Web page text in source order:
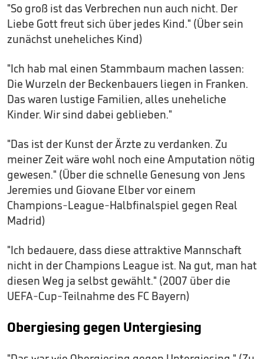
"So groß ist das Verbrechen nun auch nicht. Der
Liebe Gott freut sich über jedes Kind." (Über sein
zunächst uneheliches Kind)
"Ich hab mal einen Stammbaum machen lassen:
Die Wurzeln der Beckenbauers liegen in Franken.
Das waren lustige Familien, alles uneheliche
Kinder. Wir sind dabei geblieben."
"Das ist der Kunst der Ärzte zu verdanken. Zu
meiner Zeit wäre wohl noch eine Amputation nötig
gewesen." (Über die schnelle Genesung von Jens
Jeremies und Giovane Elber vor einem
Champions-League-Halbfinalspiel gegen Real
Madrid)
"Ich bedauere, dass diese attraktive Mannschaft
nicht in der Champions League ist. Na gut, man hat
diesen Weg ja selbst gewählt." (2007 über die
UEFA-Cup-Teilnahme des FC Bayern)
Obergiesing gegen Untergiesing